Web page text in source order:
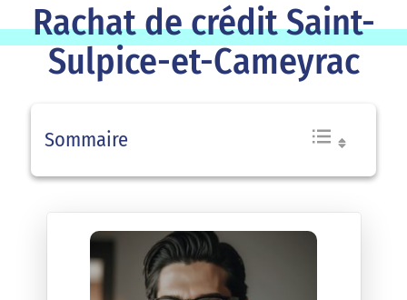
Rachat de crédit Saint-
Sulpice-et-Cameyrac
Sommaire